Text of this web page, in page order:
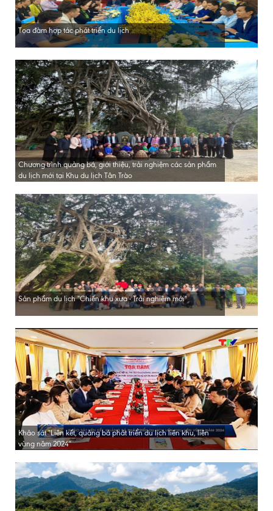
Tọa đàm hợp tác phát triển du lịch
Chương trình quảng bá, giới thiệu, trải nghiệm các sản phẩm
du lịch mới tại Khu du lịch Tân Trào
Sản phẩm du lịch "Chiến khu xưa - Trải nghiệm mới"
Khảo sát "Liên kết, quảng bá phát triển du lịch liên khu, liên
vùng năm 2024"